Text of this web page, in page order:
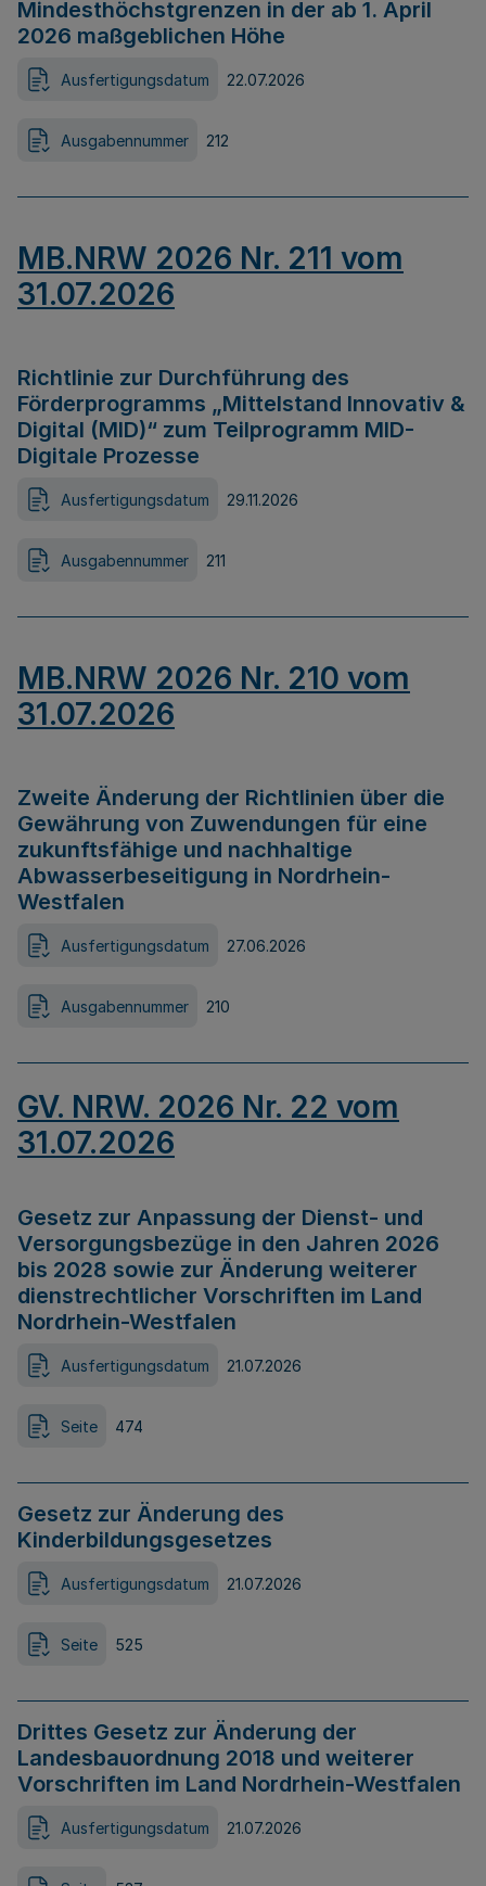
Mindesthöchstgrenzen in der ab 1. April
2026 maßgeblichen Höhe
Ausfertigungsdatum 22.07.2026
Ausgabennummer 212
MB.NRW 2026 Nr. 211 vom
31.07.2026
Richtlinie zur Durchführung des
Förderprogramms „Mittelstand Innovativ &
Digital (MID)“ zum Teilprogramm MID-
Digitale Prozesse
Ausfertigungsdatum 29.11.2026
Ausgabennummer 211
MB.NRW 2026 Nr. 210 vom
31.07.2026
Zweite Änderung der Richtlinien über die
Gewährung von Zuwendungen für eine
zukunftsfähige und nachhaltige
Abwasserbeseitigung in Nordrhein-
Westfalen
Ausfertigungsdatum 27.06.2026
Ausgabennummer 210
GV. NRW. 2026 Nr. 22 vom
31.07.2026
Gesetz zur Anpassung der Dienst- und
Versorgungsbezüge in den Jahren 2026
bis 2028 sowie zur Änderung weiterer
dienstrechtlicher Vorschriften im Land
Nordrhein-Westfalen
Ausfertigungsdatum 21.07.2026
Seite 474
Gesetz zur Änderung des
Kinderbildungsgesetzes
Ausfertigungsdatum 21.07.2026
Seite 525
Drittes Gesetz zur Änderung der
Landesbauordnung 2018 und weiterer
Vorschriften im Land Nordrhein-Westfalen
Ausfertigungsdatum 21.07.2026